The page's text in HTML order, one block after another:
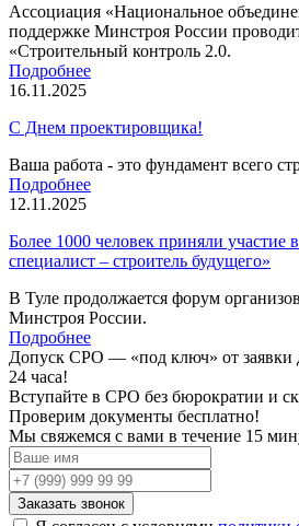
Ассоциация «Национальное
поддержке Минстроя России
«Строительный контроль 2.0.
Подробнее
16.11.2025
С Днем проектировщика!
Ваша работа - это фундамент всего
Подробнее
12.11.2025
Более 1000 человек приняли
специалист – строитель будущего»
В Туле продолжается форум
Минстроя России.
Подробнее
Допуск СРО — «под ключ» от заявки
24 часа!
Вступайте в СРО без бюрократии и
Проверим документы бесплатно!
Мы свяжемся с вами в течение 15
Заказать звонок